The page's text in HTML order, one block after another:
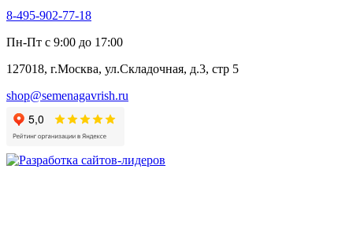
Алтей
Бессмертник
Валериана
Валерианелла
Гибискус лекарственный
Девясил
Душица
Змееголовник
8-495-902-77-18
Пн-Пт с 9:00 до 17:00
127018, г.Москва, ул.Складочная, д.3, стр 5
shop@semenagavrish.ru